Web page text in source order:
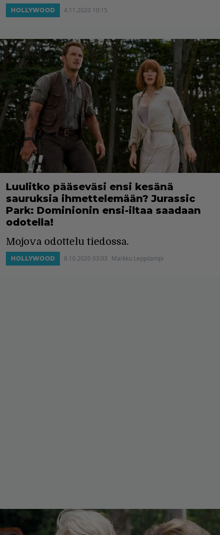
HOLLYWOOD 4.11.2020 10:15
Luulitko pääseväsi ensi kesänä
sauruksia ihmettelemään? Jurassic
Park: Dominionin ensi-iltaa saadaan
odotella!
Mojova odottelu tiedossa.
HOLLYWOOD 8.10.2020 03:03 Markku Leppilampi